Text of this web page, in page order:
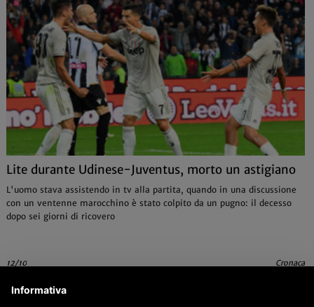
Lite durante Udinese-Juventus, morto un astigiano
L'uomo stava assistendo in tv alla partita, quando in una discussione
con un ventenne marocchino è stato colpito da un pugno: il decesso
dopo sei giorni di ricovero
12/10 Cronaca
Informativa